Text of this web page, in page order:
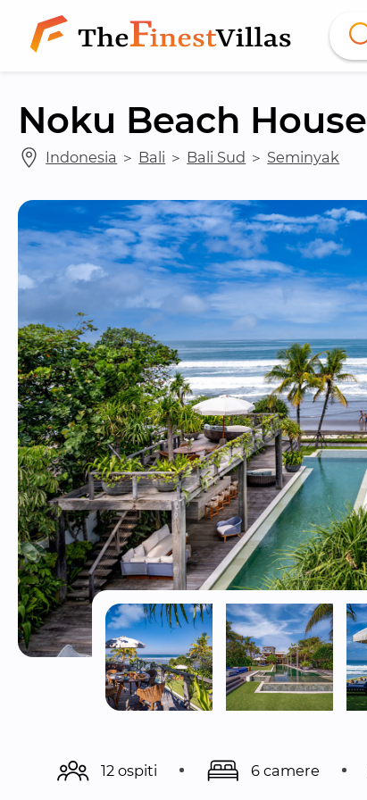
Noku Beach House
Indonesia ＞ Bali ＞ Bali Sud ＞ Seminyak
12 ospiti 6 camere